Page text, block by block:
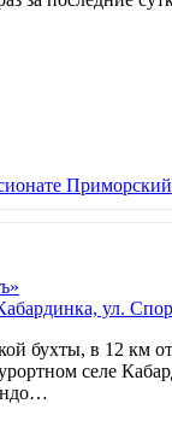
Приморский
ул.
бухты, в 12 км
селе